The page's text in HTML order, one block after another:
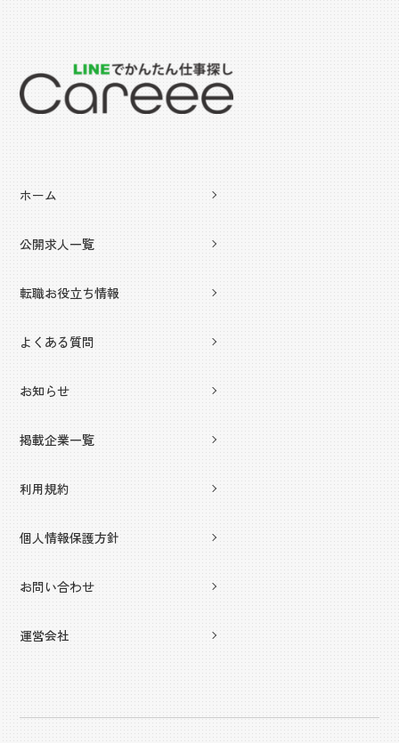
ホーム
公開求人一覧
転職お役立ち情報
よくある質問
お知らせ
掲載企業一覧
利用規約
個人情報保護方針
お問い合わせ
運営会社